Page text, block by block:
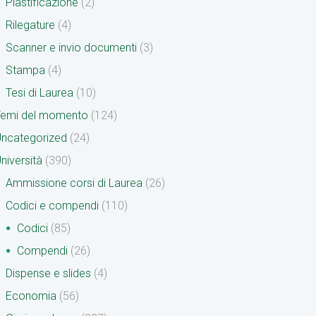
Rilegature (4)
Scanner e invio documenti (3)
Stampa (4)
Tesi di Laurea (10)
del momento (124)
(24)
(390)
Ammissione corsi di Laurea (26)
Codici e compendi (110)
Codici (85)
Compendi (26)
Dispense e slides (4)
Economia (56)